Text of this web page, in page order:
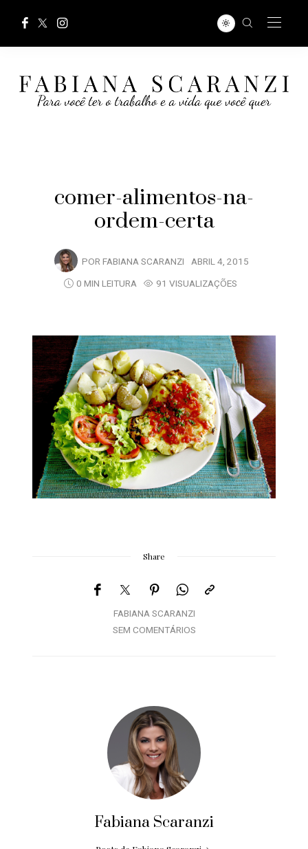
comer-alimentos-na-
ordem-certa
POR FABIANA SCARANZI ABRIL 4, 2015
0 MIN LEITURA
91 VISUALIZAÇÕES
Share
FABIANA SCARANZI
SEM COMENTÁRIOS
Fabiana Scaranzi